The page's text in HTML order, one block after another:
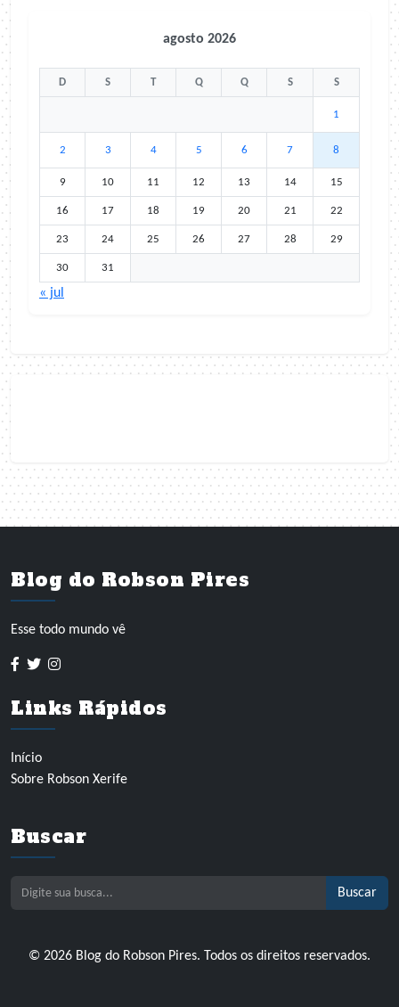
agosto 2026
D S T Q Q S S
1
2 3 4 5 6 7 8
9 10 11 12 13 14 15
16 17 18 19 20 21 22
23 24 25 26 27 28 29
30 31
« jul
Blog do Robson Pires
Esse todo mundo vê
Links Rápidos
Início
Sobre Robson Xerife
Buscar
Buscar
© 2026 Blog do Robson Pires. Todos os direitos reservados.